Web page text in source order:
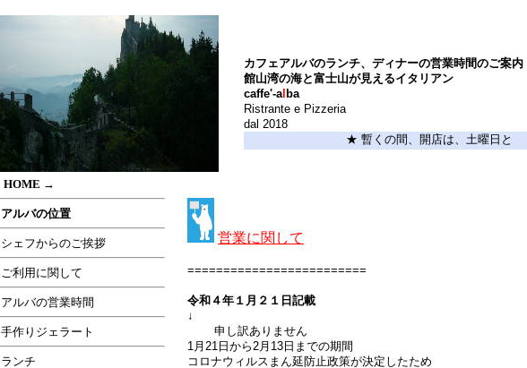
カフェアルバのランチ、ディナーの営業時間のご案内
館山湾の海と富士山が見えるイタリアン
caffe'-al ba
Ristrante e Pizzeria
dal 2018
★ 暫くの間、開店は、土曜日と日
HOME →
アルバの位置
シェフからのご挨拶
ご利用に関して
アルバの営業時間
手作りジェラート
ランチ
営業に関して
=========================
令和４年１月２１日記載
↓
申し訳ありません
1月21日から2月13日までの期間
コロナウィルスまん延防止政策が決定したため